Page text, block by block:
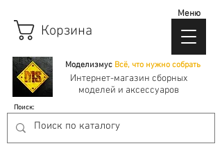
Моделизмус Всё, что нужно собрать
Корзина
Интернет-магазин сборных
моделей и аксессуаров
Поиск:
Меню